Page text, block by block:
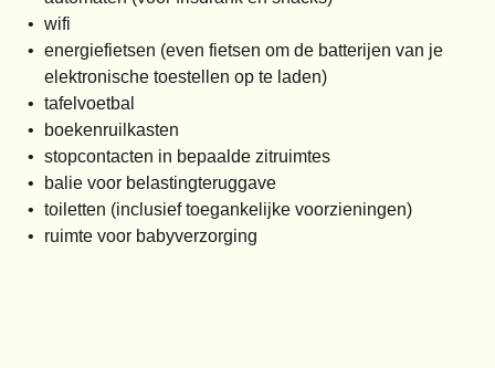
wifi
energiefietsen (even fietsen om de batterijen van je
elektronische toestellen op te laden)
tafelvoetbal
boekenruilkasten
stopcontacten in bepaalde zitruimtes
balie voor belastingteruggave
toiletten (inclusief toegankelijke voorzieningen)
ruimte voor babyverzorging